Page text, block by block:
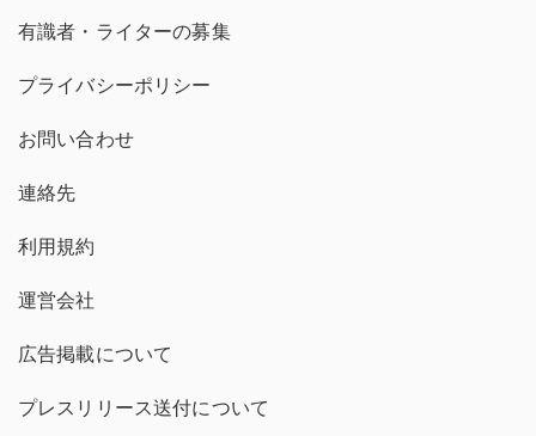
有識者・ライターの募集
プライバシーポリシー
お問い合わせ
連絡先
利用規約
運営会社
広告掲載について
プレスリリース送付について